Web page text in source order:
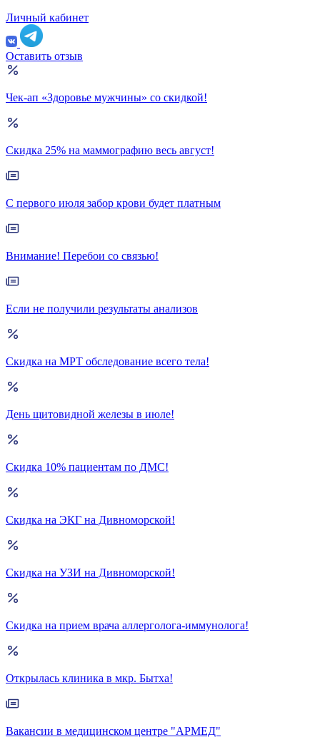
Личный кабинет
Оставить отзыв
Чек-ап «Здоровье мужчины» со скидкой!
Скидка 25% на маммографию весь август!
С первого июля забор крови будет платным
Внимание! Перебои со связью!
Если не получили результаты анализов
Скидка на МРТ обследование всего тела!
День щитовидной железы в июле!
Скидка 10% пациентам по ДМС!
Скидка на ЭКГ на Дивноморской!
Скидка на УЗИ на Дивноморской!
Скидка на прием врача аллерголога-иммунолога!
Открылась клиника в мкр. Бытха!
Вакансии в медицинском центре "АРМЕД"